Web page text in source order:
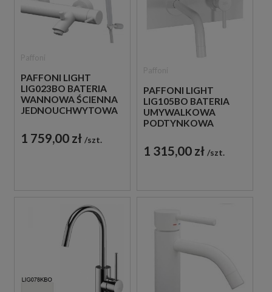
PAFFONI LIGHT
LIG023BO BATERIA
WANNOWA ŚCIENNA
JEDNOUCHWYTOWA
1 759,00 zł szt.
PAFFONI LIGHT
LIG105BO BATERIA
UMYWALKOWA
PODTYNKOWA
BIAŁA
1 315,00 zł szt.